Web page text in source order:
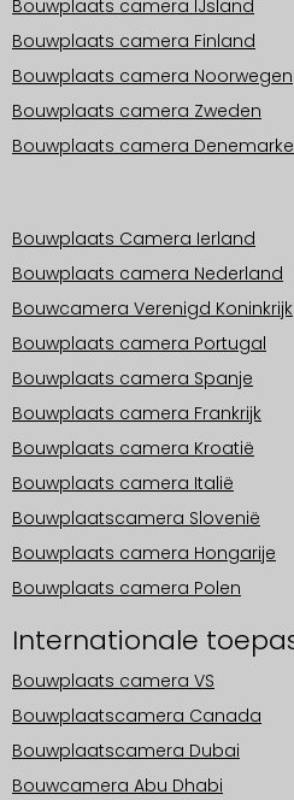
Bouwplaats camera IJsland
Bouwplaats camera Finland
Bouwplaats camera Noorwegen
Bouwplaats camera Zweden
Bouwplaats camera
Bouwplaats Camera Ierland
Bouwplaats camera Nederland
Bouwcamera Verenigd Koninkrijk
Bouwplaats camera Portugal
Bouwplaats camera Spanje
Bouwplaats camera Frankrijk
Bouwplaats camera Kroatië
Bouwplaats camera Italië
Bouwplaatscamera Slovenië
Bouwplaats camera Hongarije
Bouwplaats camera Polen
Internationale
Bouwplaats camera VS
Bouwplaatscamera Canada
Bouwplaatscamera Dubai
Bouwcamera Abu Dhabi